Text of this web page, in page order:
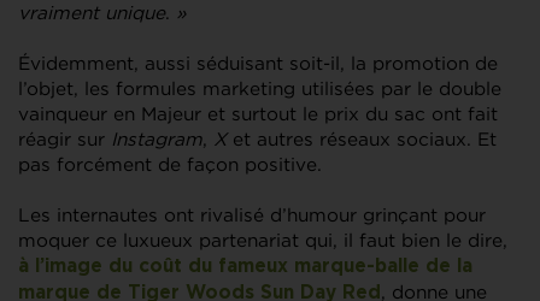
vraiment unique. »
Évidemment, aussi séduisant soit-il, la promotion de
l’objet, les formules marketing utilisées par le double
vainqueur en Majeur et surtout le prix du sac ont fait
réagir sur Instagram, Xet autres réseaux sociaux. Et
pas forcément de façon positive.
Les internautes ont rivalisé d’humour grinçant pour
moquer ce luxueux partenariat qui, il faut bien le dire,
à l’image du coût du fameux marque-balle de la
marque de Tiger Woods Sun Day Red , donne une